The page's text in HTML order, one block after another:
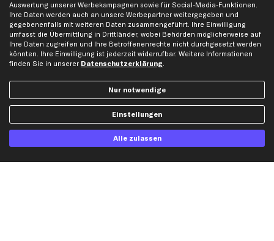
Artikel, Teile, Original und Bestell-Nr. dienen nur zu Vergleichszwecken und sind
Markennamen erfolgt nur zu Zwecken der Zuordnung unserer Artikel. Die Angaben
von diesen in Rechnungen an Fahrzeugbesitzer sind nicht statthaft. Die Ware bleibt
bis zur Bezahlung unser Eigentum.
Die hier dargestellten Daten, insbesondere die gesamte Datenbank, dürfen nicht
vervielfältigt werden. Die Vervielfältigung und Verbreitung der Daten und der
Inhalten stellt eine Verletzung des Urheberrechts dar und kann rechtliche Schritte
Auswertung unserer Werbekampagnen sowie für Social-Media-Funktionen.
Ihre Daten werden auch an unsere Werbepartner weitergegeben und
gegebenenfalls mit weiteren Daten zusammengeführt. Ihre Einwilligung
umfasst die Übermittlung in Drittländer, wobei Behörden möglicherweise auf
Ihre Daten zugreifen und Ihre Betroffenenrechte nicht durchgesetzt werden
könnten. Ihre Einwilligung ist jederzeit widerrufbar. Weitere Informationen
finden Sie in unserer Datenschutzerklärung.
Nur notwendige
Einstellungen
Alle zulassen